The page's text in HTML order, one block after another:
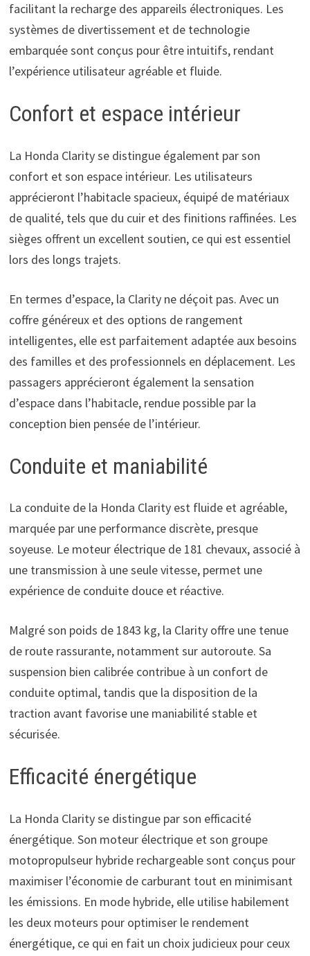
facilitant la recharge des appareils électroniques. Les
systèmes de divertissement et de technologie
embarquée sont conçus pour être intuitifs, rendant
l’expérience utilisateur agréable et fluide.
Confort et espace intérieur
La Honda Clarity se distingue également par son
confort et son espace intérieur. Les utilisateurs
apprécieront l’habitacle spacieux, équipé de matériaux
de qualité, tels que du cuir et des finitions raffinées. Les
sièges offrent un excellent soutien, ce qui est essentiel
lors des longs trajets.
En termes d’espace, la Clarity ne déçoit pas. Avec un
coffre généreux et des options de rangement
intelligentes, elle est parfaitement adaptée aux besoins
des familles et des professionnels en déplacement. Les
passagers apprécieront également la sensation
d’espace dans l’habitacle, rendue possible par la
conception bien pensée de l’intérieur.
Conduite et maniabilité
La conduite de la Honda Clarity est fluide et agréable,
marquée par une performance discrète, presque
soyeuse. Le moteur électrique de 181 chevaux, associé à
une transmission à une seule vitesse, permet une
expérience de conduite douce et réactive.
Malgré son poids de 1843 kg, la Clarity offre une tenue
de route rassurante, notamment sur autoroute. Sa
suspension bien calibrée contribue à un confort de
conduite optimal, tandis que la disposition de la
traction avant favorise une maniabilité stable et
sécurisée.
Efficacité énergétique
La Honda Clarity se distingue par son efficacité
énergétique. Son moteur électrique et son groupe
motopropulseur hybride rechargeable sont conçus pour
maximiser l’économie de carburant tout en minimisant
les émissions. En mode hybride, elle utilise habilement
les deux moteurs pour optimiser le rendement
énergétique, ce qui en fait un choix judicieux pour ceux